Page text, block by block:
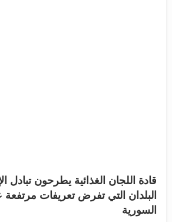
قادة اللجان الغذائية يطرحون تبادل
البلدان التي تفرض تعريفات مرتفعة
السورية